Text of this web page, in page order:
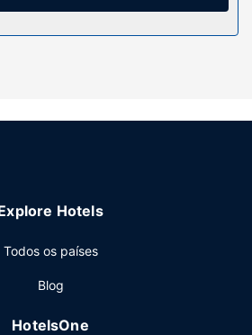
fi grátis e de um salão de
as suas manhãs da melhor forma
7:00 e as 10:00.
oferecidas por Este hotel.
Hotels
Todos os países
Blog
HotelsOne